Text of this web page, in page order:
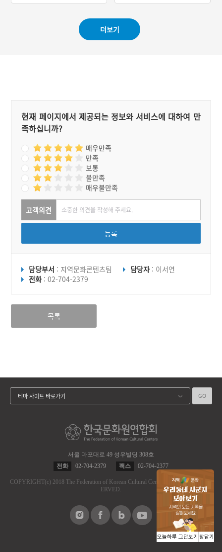
더보기
현재 페이지에서 제공되는 정보와 서비스에 대하여 만
족하십니까?
매우만족
만족
보통
불만족
매우불만족
고객의견
등록
담당부서 : 지역문화콘텐츠팀 담당자 : 이서연
전화 : 02-704-2379
목록
서울 마포대로 49 성우빌딩 308호
전화
02-704-2379 팩스 02-704-2377
COPYRIGHT(c) 2018 The Federation of Korean Cultural Centers.
ALL RIGHT RES
ERVED.
테마 사이트 바로가기 GO
오늘하루 그만보기 창닫기